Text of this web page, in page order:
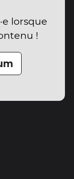
lorsque
!